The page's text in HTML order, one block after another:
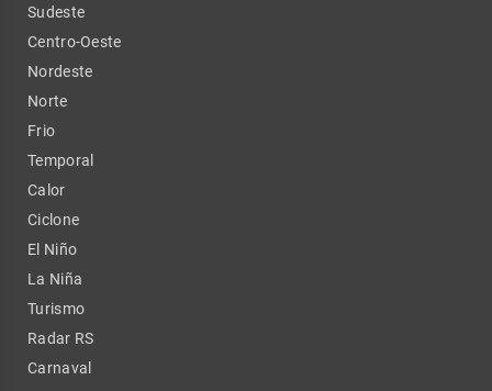
Sudeste
Centro-Oeste
Nordeste
Norte
Frio
Temporal
Calor
Ciclone
El Niño
La Niña
Turismo
Radar RS
Carnaval